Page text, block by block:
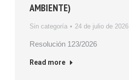
AMBIENTE)
Sin categoría 24 de julio de 2026
Resolución 123/2026
Read more